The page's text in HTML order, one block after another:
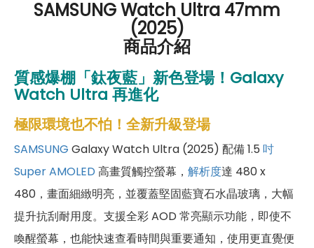
SAMSUNG Watch Ultra 47mm
(2025)
商品介紹
質感爆棚「鈦夜藍」新色登場！Galaxy
Watch Ultra 再進化
極限環境也不怕！全新升級登場
SAMSUNG Galaxy Watch Ultra (2025) 配備 1.5 吋
Super AMOLED 高畫質觸控螢幕， 解析度達 480 x
480，畫面細緻明亮，並覆蓋堅固藍寶石水晶玻璃，大幅
提升抗刮耐用度。支援全彩 AOD 常亮顯示功能，即使不
喚醒螢幕，也能快速查看時間與重要通知，使用更直覺便